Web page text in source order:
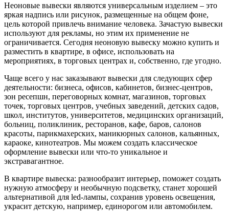
Неоновые вывески являются универсальным изделием – это
яркая надпись или рисунок, размещенные на общем фоне,
цель которой привлечь внимание человека. Зачастую вывески
используют для рекламы, но этим их применение не
ограничивается. Сегодня неоновую вывеску можно купить и
разместить в квартире, в офисе, использовать на
мероприятиях, в торговых центрах и, собственно, где угодно.
Чаще всего у нас заказывают вывески для следующих сфер
деятельности: бизнеса, офисов, кабинетов, бизнес-центров,
зон ресепшн, переговорных комнат, магазинов, торговых
точек, торговых центров, учебных заведений, детских садов,
школ, институтов, университетов, медицинских организаций,
больниц, поликлиник, ресторанов, кафе, баров, салонов
красоты, парикмахерских, маникюрных салонов, кальянных,
караоке, кинотеатров. Мы можем создать классическое
оформление вывески или что-то уникальное и
экстравагантное.
В квартире вывеска: разнообразит интерьер, поможет создать
нужную атмосферу и необычную подсветку, станет хорошей
альтернативой для led-лампы, сохранив уровень освещения,
украсит детскую, например, единорогом или автомобилем.